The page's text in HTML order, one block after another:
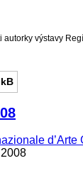
výstavy
d’Arte